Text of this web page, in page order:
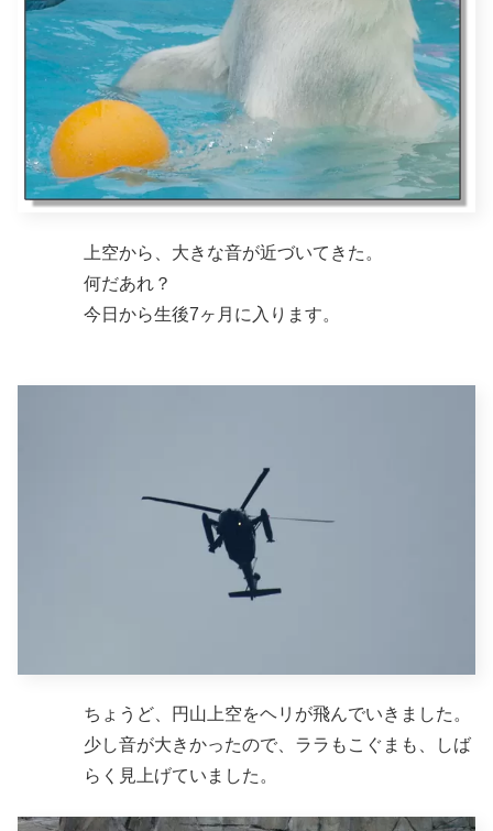
上空から、大きな音が近づいてきた。
何だあれ？
今日から生後7ヶ月に入ります。
ちょうど、円山上空をヘリが飛んでいきました。
少し音が大きかったので、ララもこぐまも、しば
らく見上げていました。